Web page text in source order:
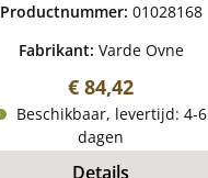
Productnummer: 01028168
Fabrikant: Varde Ovne
Normale prijs:
€ 84,42
Beschikbaar, levertijd: 4-6
dagen
Details